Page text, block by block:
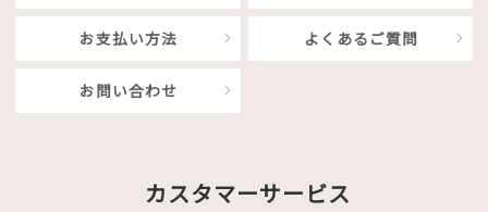
お支払い方法 よくあるご質問
お問い合わせ
カスタマーサービス